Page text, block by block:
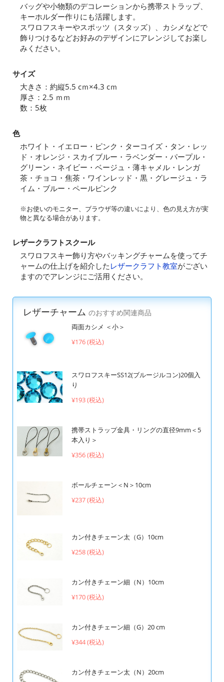
バッグや小物類のデコレーションから携帯ストラップ、
キーホルダー作りにも活躍します。
スワロフスキーやスポッツ（スタッズ）、カシメなどで
飾りつけるなどお好みのデザインにアレンジしてお楽し
みください。
サイズ
大きさ：約縦5.5 cｍ×4.3 cｍ
厚さ：2.5 ｍｍ
数：5枚
色
ホワイト・イエロー・ピンク・ターコイズ・タン・レッ
ド・オレンジ・スカイブルー・ラベンダー・パープル・
グリーン・ネイビー・ベージュ・薄キャメル・レンガ
茶・チョコ・焦茶・ワインレッド・黒・グレージュ・ラ
イム・ブルー・ペールピンク
※お使いのモニター、ブラウザ等の違いにより、色の見え方が実
物と異なる場合があります。
レザークラフトスクール
スワロフスキー飾り方やバッキングチャームを使ってチ
ャームの仕上げを紹介した レザークラフト教室がござい
ますのでアレンジにご活用ください。
レザーチャーム のおすすめ関連商品
両面カシメ ＜小＞
¥176 (税込)
スワロフスキーSS12(ブルージルコン)20個入
り
¥193 (税込)
携帯ストラップ金具・リングの直径9mm＜5
本入り＞
¥356 (税込)
ボールチェーン＜N＞10cm
¥237 (税込)
カン付きチェーン太（G）10cm
¥258 (税込)
カン付きチェーン細（N）10cm
¥170 (税込)
カン付きチェーン細（G）20 cm
¥344 (税込)
カン付きチェーン太（N）20cm